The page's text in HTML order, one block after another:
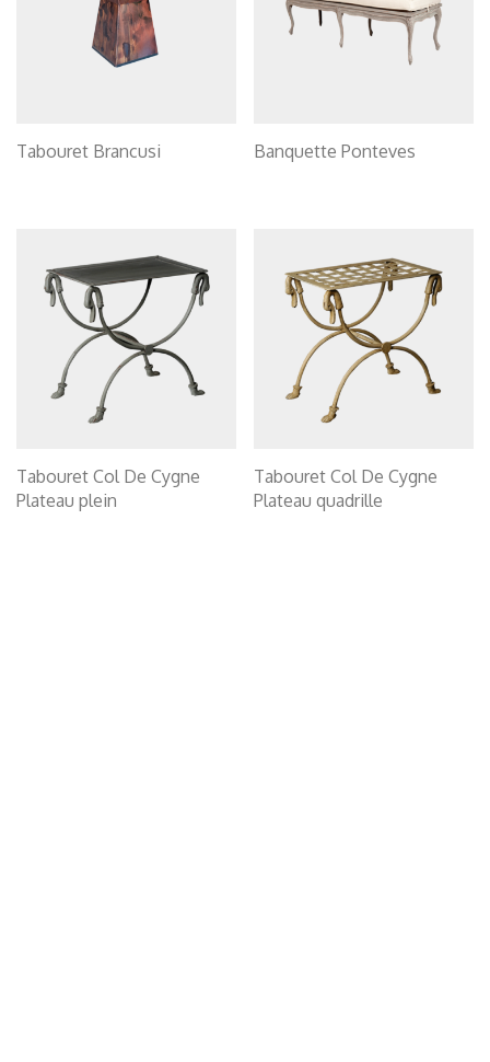
Tabouret Brancusi Banquette Ponteves
Tabouret Col De Cygne
Plateau plein
Tabouret Col De Cygne
Plateau quadrille